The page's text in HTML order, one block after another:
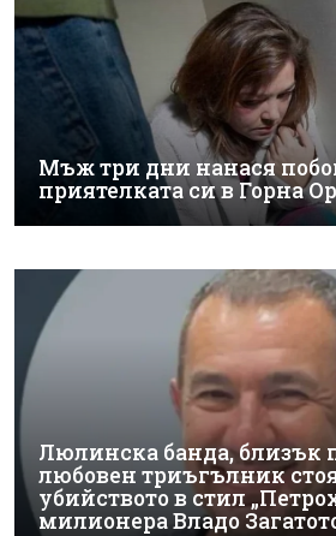
Мъж три дни нанася
приятелката си в Горна
Люлинска банда, близък
любовен триъгълник
убийството в стил
милионера Владо